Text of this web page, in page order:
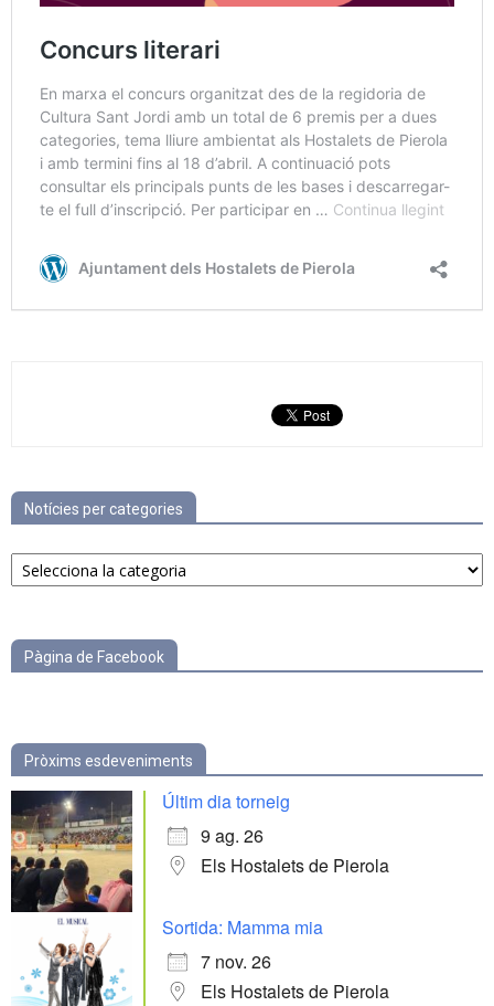
Notícies per categories
Notícies
per
Pàgina de Facebook
Pròxims esdeveniments
Últim dia torneig
9 ag. 26
Els Hostalets de Pierola
Sortida: Mamma mia
7 nov. 26
Els Hostalets de Pierola